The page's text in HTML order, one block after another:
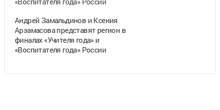
Андрей Замальдинов и Ксения
Арзамасова представят регион в
финалах «Учителя года» и
«Воспитателя года» России